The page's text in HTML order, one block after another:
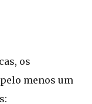
os
menos um